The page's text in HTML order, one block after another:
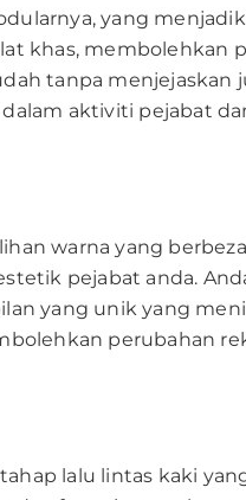
yang
khas, membolehkan
tanpa menjejaskan
aktiviti pejabat
warna yang
pejabat anda.
yang unik yang
perubahan
lalu lintas kaki